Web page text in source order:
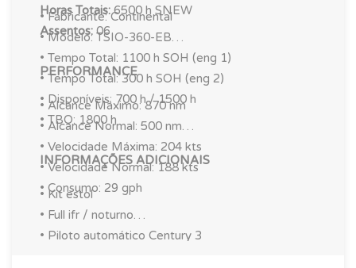
Horas Totais:6500 h SNEW
Assentos: 06
• Fabricante: Continental
• Modelo: TSIO-360-EB
• Tempo Total: 1100 h SOH (eng 1)
• Tempo Total: 300 h SOH (eng 2)
• Disponíveis: 700 h / 1500 h
• TBO: 1800 h
PERFORMANCE
• Alcance Máximo: 870 nm
• Alcance Normal: 500 nm
• Velocidade Máxima: 204 kts
• Velocidade Normal: 188 kts
• Consumo: 29 gph
INFORMAÇÕES ADICIONAIS
• Kit estol
• Full ifr / noturno
• Piloto automático Century 3